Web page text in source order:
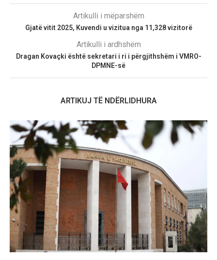
Artikulli i mëparshëm
Gjatë vitit 2025, Kuvendi u vizitua nga 11,328 vizitorë
Artikulli i ardhshëm
Dragan Kovaçki është sekretari i ri i përgjithshëm i VMRO-
DPMNE-së
ARTIKUJ TË NDËRLIDHURA